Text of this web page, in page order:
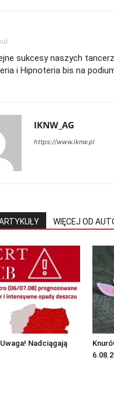
sukcesy naszych
i Hipnoteria bis na
IKNW_AG
https://www.iknw.pl
WIĘCEJ OD
Nadciągają